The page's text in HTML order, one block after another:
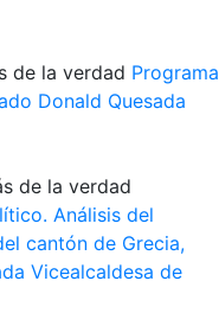
de la verdad Programa
Donald Quesada
de la verdad
Análisis del
cantón de Grecia,
Vicealcaldesa de